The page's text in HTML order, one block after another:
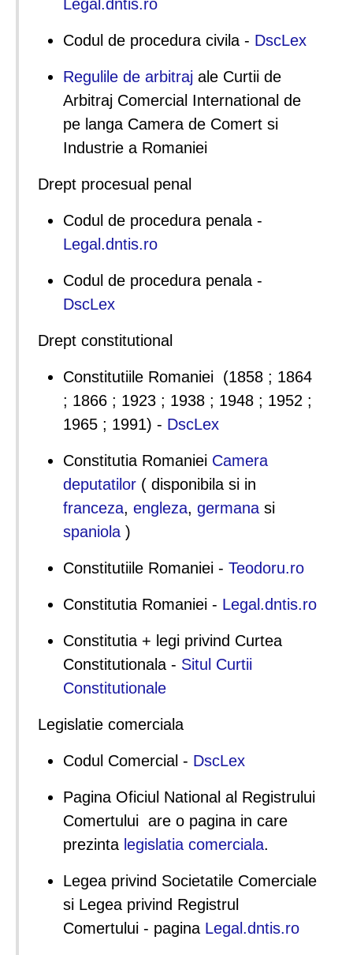
Legal.dntis.ro
Codul de procedura civila - DscLex
Regulile de arbitraj ale Curtii de
Arbitraj Comercial International de
pe langa Camera de Comert si
Industrie a Romaniei
Drept procesual penal
Codul de procedura penala -
Legal.dntis.ro
Codul de procedura penala -
DscLex
Drept constitutional
Constitutiile Romaniei (1858 ; 1864
; 1866 ; 1923 ; 1938 ; 1948 ; 1952 ;
1965 ; 1991) - DscLex
Constitutia Romaniei Camera
deputatilor ( disponibila si in
franceza, engleza, germana si
spaniola )
Constitutiile Romaniei - Teodoru.ro
Constitutia Romaniei - Legal.dntis.ro
Constitutia + legi privind Curtea
Constitutionala - Situl Curtii
Constitutionale
Legislatie comerciala
Codul Comercial - DscLex
Pagina Oficiul National al Registrului
Comertului are o pagina in care
prezinta legislatia comerciala.
Legea privind Societatile Comerciale
si Legea privind Registrul
Comertului - pagina Legal.dntis.ro